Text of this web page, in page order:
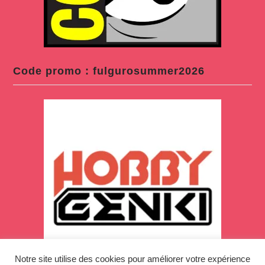
Code promo : fulgurosummer2026
Notre site utilise des cookies pour améliorer votre expérience